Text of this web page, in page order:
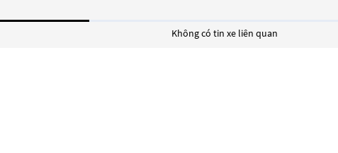
Không có tin xe liên quan